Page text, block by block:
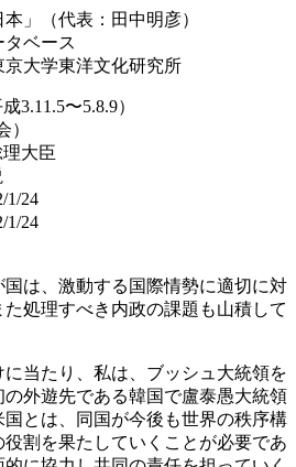
」（代表：田中明彦）
タベース
大学東洋文化研究所
3.11.5〜5.8.9）
）
大臣
1/24
1/24
は、激動する国際情勢に適切に対
処理すべき内政の課題も山積して
当たり、私は、ブッシュ大統領を
外遊先である韓国で盧泰愚大統領
とは、同国が今後も世界の秩序構
割を果たしていくことが必要であ